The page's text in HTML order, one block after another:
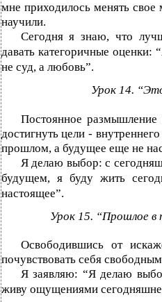
мне приходилось менять
научили.
Сегодня я знаю, что
давать категоричные
не суд, а любовь”.
Урок 14.
Постоянное
достигнуть цели -
прошлом, а будущее еще не
Я делаю выбор: с
будущем, я буду жить
настоящее”.
Урок 15. “Прошлое в
Освободившись от
почувствовать себя
Я заявляю: “Я делаю
живу ощущениями